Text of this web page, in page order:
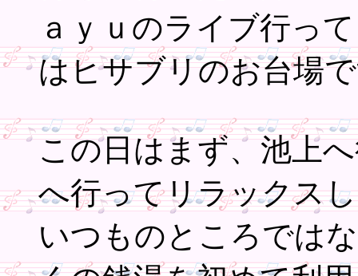
ａｙｕのライブ行っ
はヒサブリのお台場
この日はまず、池上
へ行ってリラックス
いつものところでは